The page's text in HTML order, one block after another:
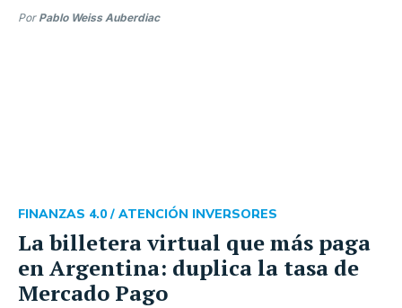
Por Pablo Weiss Auberdiac
La billetera virtual que más paga
en Argentina: duplica la tasa de
Mercado Pago
FINANZAS 4.0 / ATENCIÓN INVERSORES